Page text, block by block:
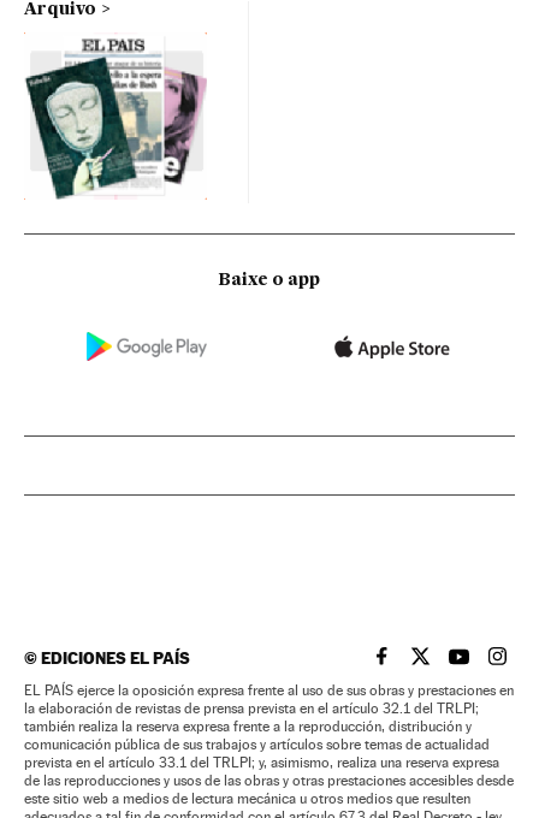
Arquivo
Baixe o app
©EDICIONES EL PAÍS EL PAÍS BRASIL EN
EL PAÍSEL PAÍS
EL
EL PAÍS ejerce la oposición expresa frente al uso de sus obras y prestaciones en
la elaboración de revistas de prensa prevista en el artículo 32.1 del TRLPI;
también realiza la reserva expresa frente a la reproducción, distribución y
comunicación pública de sus trabajos y artículos sobre temas de actualidad
prevista en el artículo 33.1 del TRLPI; y, asimismo, realiza una reserva expresa
de las reproducciones y usos de las obras y otras prestaciones accesibles desde
este sitio web a medios de lectura mecánica u otros medios que resulten